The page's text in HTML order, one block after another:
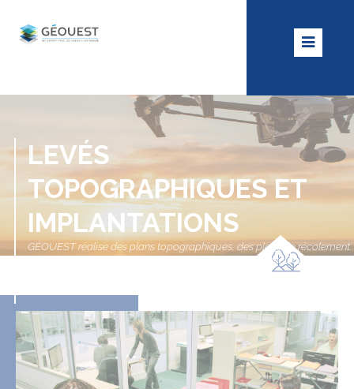
LEVÉS
TOPOGRAPHIQUES ET
IMPLANTATIONS
GÉOUEST réalise des plans topographiques, des plans de récolement
de tous réseaux, des auscultations d’ouvrages d’art, des implantations